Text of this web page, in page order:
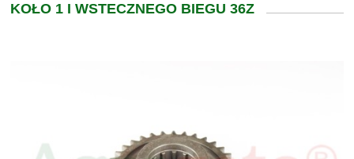
KOŁO 1 I WSTECZNEGO BIEGU 36Z